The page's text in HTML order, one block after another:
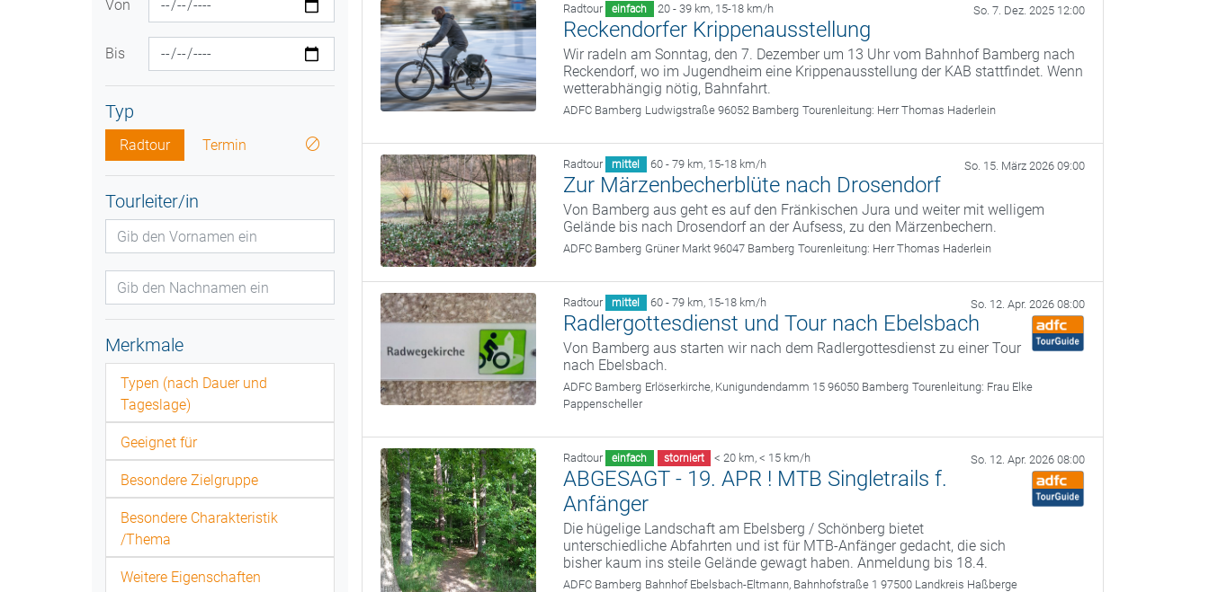
Von
Bis
Typ
Radtour Termin
Tourleiter/in
Merkmale
Typen (nach Dauer und
Tageslage)
Geeignet für
Besondere Zielgruppe
Besondere Charakteristik
/Thema
Weitere Eigenschaften
Radtour einfach 20 - 39 km, 15-18 km/h So. 7. Dez. 2025 12:00
Reckendorfer Krippenausstellung
Wir radeln am Sonntag, den 7. Dezember um 13 Uhr vom Bahnhof Bamberg nach
Reckendorf, wo im Jugendheim eine Krippenausstellung der KAB stattfindet. Wenn
wetterabhängig nötig, Bahnfahrt.
ADFC Bamberg Ludwigstraße 96052 Bamberg Tourenleitung: Herr Thomas Haderlein
Radtour mittel 60 - 79 km, 15-18 km/h So. 15. März 2026 09:00
Zur Märzenbecherblüte nach Drosendorf
Von Bamberg aus geht es auf den Fränkischen Jura und weiter mit welligem
Gelände bis nach Drosendorf an der Aufsess, zu den Märzenbechern.
ADFC Bamberg Grüner Markt 96047 Bamberg Tourenleitung: Herr Thomas Haderlein
Radtour mittel 60 - 79 km, 15-18 km/h So. 12. Apr. 2026 08:00
Radlergottesdienst und Tour nach Ebelsbach
Von Bamberg aus starten wir nach dem Radlergottesdienst zu einer Tour
nach Ebelsbach.
ADFC Bamberg Erlöserkirche, Kunigundendamm 15 96050 Bamberg Tourenleitung: Frau Elke
Pappenscheller
Radtour einfach storniert < 20 km, < 15 km/h So. 12. Apr. 2026 08:00
ABGESAGT - 19. APR ! MTB Singletrails f.
Anfänger
Die hügelige Landschaft am Ebelsberg / Schönberg bietet
unterschiedliche Abfahrten und ist für MTB-Anfänger gedacht, die sich
bisher kaum ins steile Gelände gewagt haben. Anmeldung bis 18.4.
ADFC Bamberg Bahnhof Ebelsbach-Eltmann, Bahnhofstraße 1 97500 Landkreis Haßberge